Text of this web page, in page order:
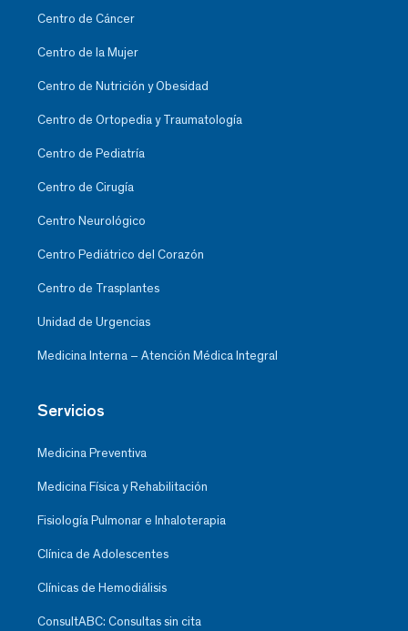
Centro de Cáncer
Centro de la Mujer
Centro de Nutrición y Obesidad
Centro de Ortopedia y Traumatología
Centro de Pediatría
Centro de Cirugía
Centro Neurológico
Centro Pediátrico del Corazón
Centro de Trasplantes
Unidad de Urgencias
Medicina Interna – Atención Médica Integral
Servicios
Medicina Preventiva
Medicina Física y Rehabilitación
Fisiología Pulmonar e Inhaloterapia
Clínica de Adolescentes
Clínicas de Hemodiálisis
ConsultABC: Consultas sin cita